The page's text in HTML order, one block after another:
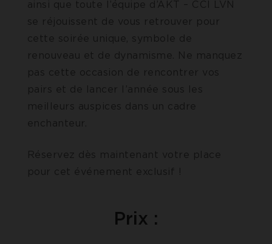
ainsi que toute l’équipe d’AKT – CCI LVN
se réjouissent de vous retrouver pour
cette soirée unique, symbole de
renouveau et de dynamisme. Ne manquez
pas cette occasion de rencontrer vos
pairs et de lancer l’année sous les
meilleurs auspices dans un cadre
enchanteur.
Réservez dès maintenant votre place
pour cet événement exclusif !
Prix :